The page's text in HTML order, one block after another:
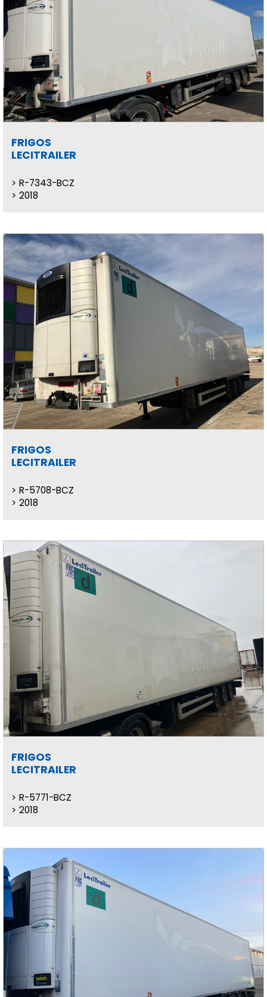
FRIGOS
LECITRAILER
R-7343-BCZ
2018
FRIGOS
LECITRAILER
R-5708-BCZ
2018
FRIGOS
LECITRAILER
R-5771-BCZ
2018